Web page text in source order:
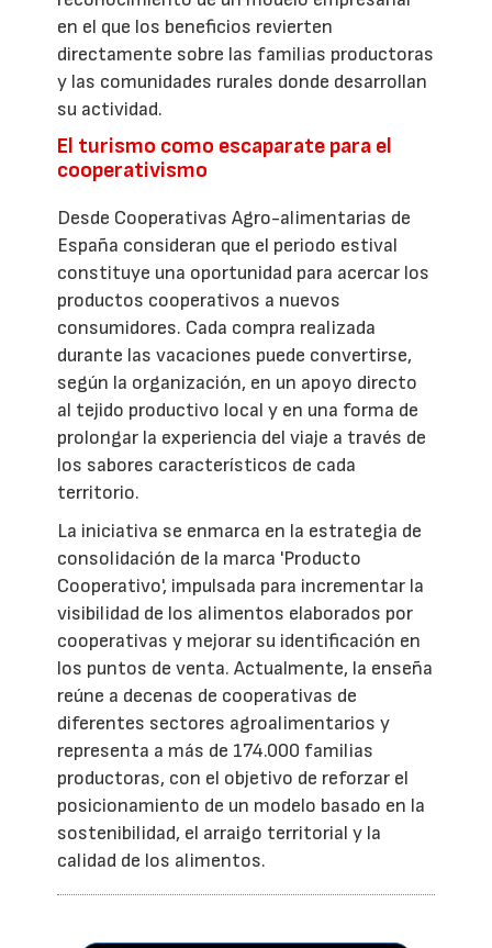
en el que los beneficios revierten
directamente sobre las familias productoras
y las comunidades rurales donde desarrollan
su actividad.
El turismo como escaparate para el
cooperativismo
Desde Cooperativas Agro-alimentarias de
España consideran que el periodo estival
constituye una oportunidad para acercar los
productos cooperativos a nuevos
consumidores. Cada compra realizada
durante las vacaciones puede convertirse,
según la organización, en un apoyo directo
al tejido productivo local y en una forma de
prolongar la experiencia del viaje a través de
los sabores característicos de cada
territorio.
La iniciativa se enmarca en la estrategia de
consolidación de la marca 'Producto
Cooperativo', impulsada para incrementar la
visibilidad de los alimentos elaborados por
cooperativas y mejorar su identificación en
los puntos de venta. Actualmente, la enseña
reúne a decenas de cooperativas de
diferentes sectores agroalimentarios y
representa a más de 174.000 familias
productoras, con el objetivo de reforzar el
posicionamiento de un modelo basado en la
sostenibilidad, el arraigo territorial y la
calidad de los alimentos.